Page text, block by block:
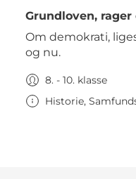
Grundloven, rager
Om demokrati,
og nu.
8. - 10. klasse
Historie,